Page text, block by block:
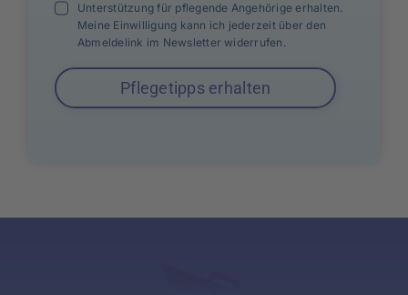
Unterstützung für pflegende Angehörige erhalten.
Meine Einwilligung kann ich jederzeit über den
Abmeldelink im Newsletter widerrufen.
Pflegetipps erhalten